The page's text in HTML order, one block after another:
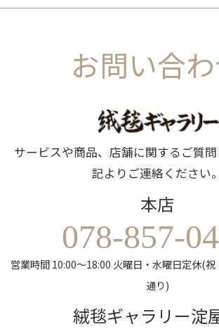
お問い合
サービスや商品、店舗に関するご質
記よりご連絡ください。
本店
078-857-
営業時間 10:00～18:00 火曜日・水曜日定休(
通り)
絨毯ギャラリー淀